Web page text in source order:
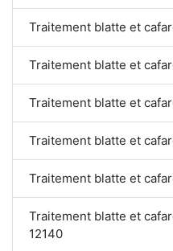
Traitement blatte et
Traitement blatte et
Traitement blatte et
Traitement blatte et
Traitement blatte et
Traitement blatte et
12140